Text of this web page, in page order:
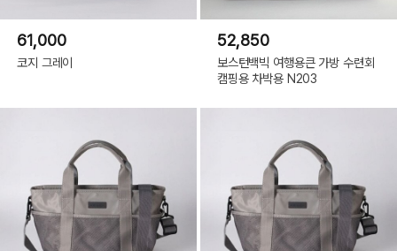
61,000
코지 그레이
52,850
보스턴백빅 여행용큰 가방 수련회
캠핑용 차박용 N203